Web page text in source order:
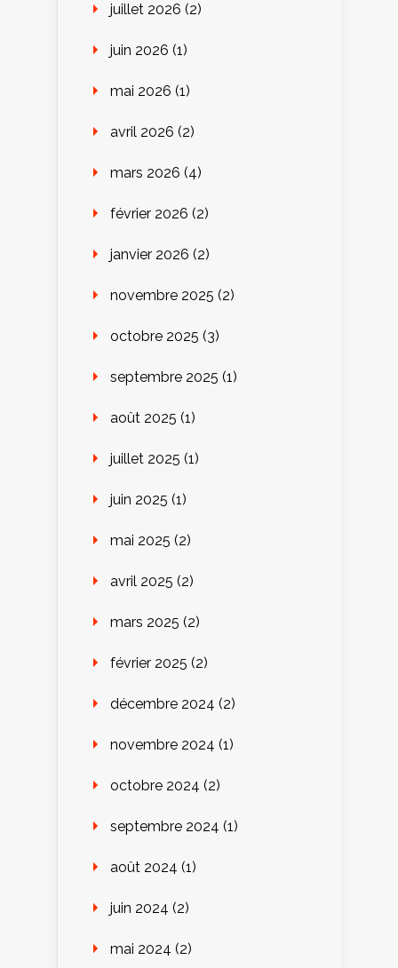
juillet 2026 (2)
juin 2026 (1)
mai 2026 (1)
avril 2026 (2)
mars 2026 (4)
février 2026 (2)
janvier 2026 (2)
novembre 2025 (2)
octobre 2025 (3)
septembre 2025 (1)
août 2025 (1)
juillet 2025 (1)
juin 2025 (1)
mai 2025 (2)
avril 2025 (2)
mars 2025 (2)
février 2025 (2)
décembre 2024 (2)
novembre 2024 (1)
octobre 2024 (2)
septembre 2024 (1)
août 2024 (1)
juin 2024 (2)
mai 2024 (2)